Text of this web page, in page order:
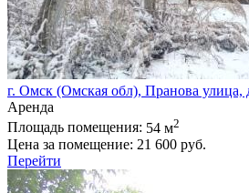
г. Омск (Омская обл), Пранова улица,
Аренда
Площадь помещения: 54 м2
Цена за помещение: 21 600 руб.
Перейти